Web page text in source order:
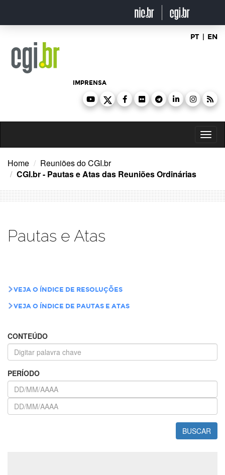
o
PT | EN
IMPRENSA
Home
Reuniões do CGI.br
CGI.br - Pautas e Atas das Reuniões Ordinárias
Pautas e Atas
VEJA O ÍNDICE DE RESOLUÇÕES
VEJA O ÍNDICE DE PAUTAS E ATAS
CONTEÚDO
PERÍODO
BUSCAR